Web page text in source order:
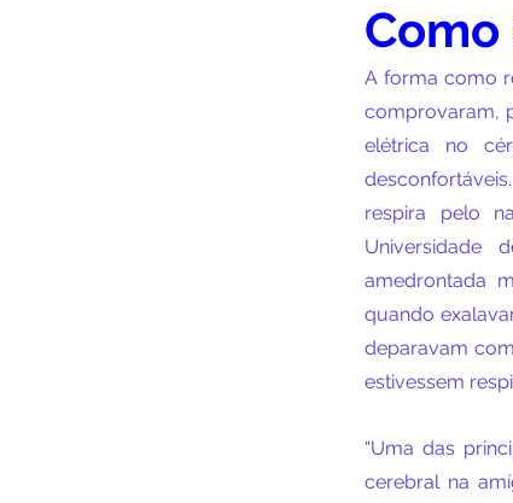
A forma como
comprovaram,
elétrica no
respira pelo
Universidade
amedrontada
quando
deparavam
estivessem
“Uma das
cerebral na